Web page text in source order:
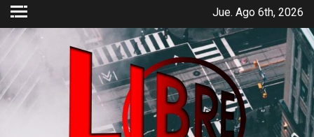
Saltar
contenido
Jue. Ago 6th, 2026